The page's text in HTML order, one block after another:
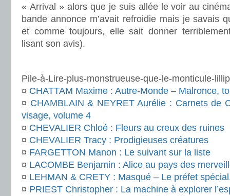
« Arrival » alors que je suis allée le voir au
bande annonce m’avait refroidie mais je savais
et comme toujours, elle sait donner
lisant son avis).
Pile-à-Lire-plus-monstrueuse-que-le-monticule-
¤ CHATTAM Maxime : Autre-Monde – Malronce,
¤ CHAMBLAIN & NEYRET Aurélie : Carnets de
visage, volume 4
¤ CHEVALIER Chloé : Fleurs au creux des ruines
¤ CHEVALIER Tracy : Prodigieuses créatures
¤ FARGETTON Manon : Le suivant sur la liste
¤ LACOMBE Benjamin : Alice au pays des
¤ LEHMAN & CRETY : Masqué – Le préfet
¤ PRIEST Christopher : La machine à explorer